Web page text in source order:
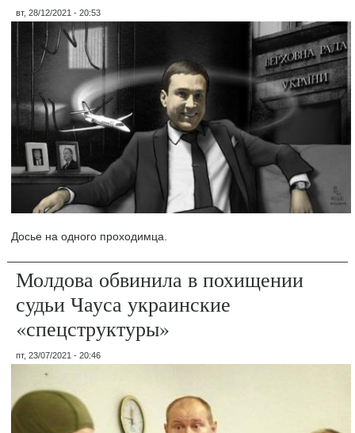
вт, 28/12/2021 - 20:53
Досье на одного проходимца.
Молдова обвинила в похищении
судьи Чауса украинские
«спецструктуры»
пт, 23/07/2021 - 20:46